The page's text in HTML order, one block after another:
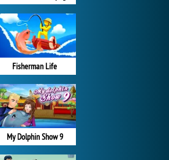
Fisherman Life
My Dolphin Show 9